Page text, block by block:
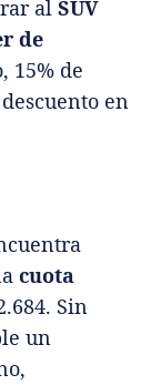
al SUV
de
15% de
en
cuota
Sin
un